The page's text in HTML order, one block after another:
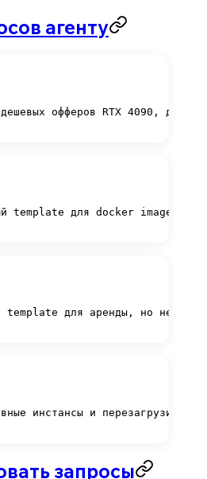
агенту
офферов RTX 4090,
template для docker image
template для аренды, но не
инстансы и перезагрузи
запросы